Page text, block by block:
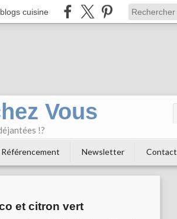
cuisine
Vous
!?
Newsletter Contact
et citron vert